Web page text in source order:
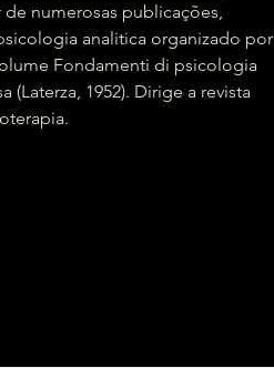
numerosas publicações,
analitica organizado por
Fondamenti di psicologia
(Laterza, 1952). Dirige a revista